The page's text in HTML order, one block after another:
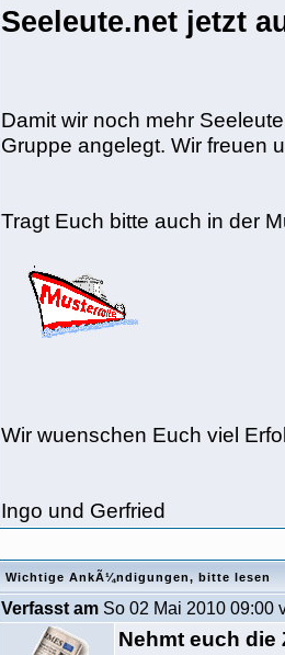
Seeleute.net jetzt
Damit wir noch mehr
Gruppe angelegt. Wir freuen
Tragt Euch bitte auch in der
Wir wuenschen Euch viel
Ingo und Gerfried
Wichtige AnkÃ¼ndigungen, bitte lesen
Verfasst am So 02 Mai 2010 09:00
Nehmt euch die